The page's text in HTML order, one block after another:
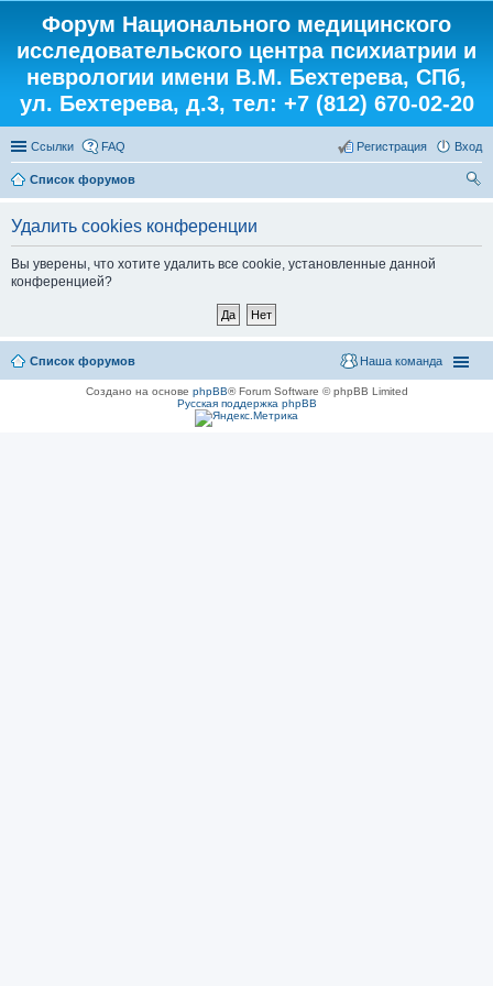
Форум Национального медицинского
исследовательского центра психиатрии и
неврологии имени В.М. Бехтерева, СПб,
ул. Бехтерева, д.3, тел: +7 (812) 670-02-20
Ссылки FAQ Вход
Регистрация
Список форумов
Удалить cookies конференции
Вы уверены, что хотите удалить все cookie, установленные данной
конференцией?
Список форумов Наша команда
Создано на основе phpBB® Forum Software © phpBB Limited
Русская поддержка phpBB